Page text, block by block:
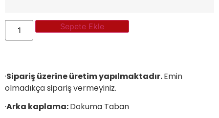
Sepete Ekle
·Sipariş üzerine üretim yapılmaktadır.Emin
olmadıkça sipariş vermeyiniz.
·Arka kaplama:Dokuma Taban